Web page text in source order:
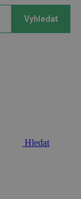
Vyhledat
Hledat